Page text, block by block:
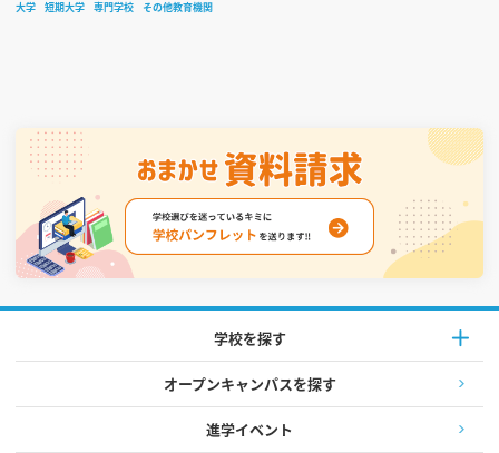
大学 短期大学 専門学校 その他教育機関
学校を探す
オープンキャンパスを探す
進学イベント